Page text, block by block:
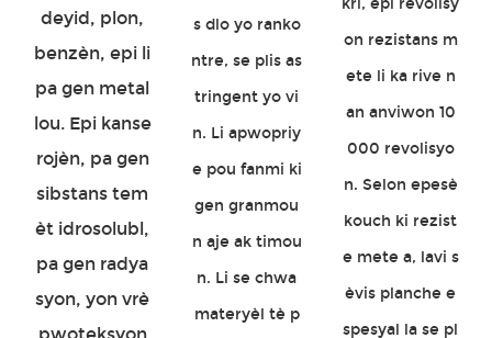
deyid, plon,
benzèn, epi li
pa gen metal
lou. Epi kanse
rojèn, pa gen
sibstans tem
èt idrosolubl,
pa gen radya
syon, yon vrè
pwoteksyon
s dlo yo ranko
ntre, se plis as
tringent yo vi
n. Li apwopriy
e pou fanmi ki
gen granmou
n aje ak timou
n. Li se chwa
materyèl tè p
on rezistans m
ete li ka rive n
an anviwon 10
000 revolisyo
n. Selon epesè
kouch ki rezist
e mete a, lavi s
èvis planche e
spesyal la se pl